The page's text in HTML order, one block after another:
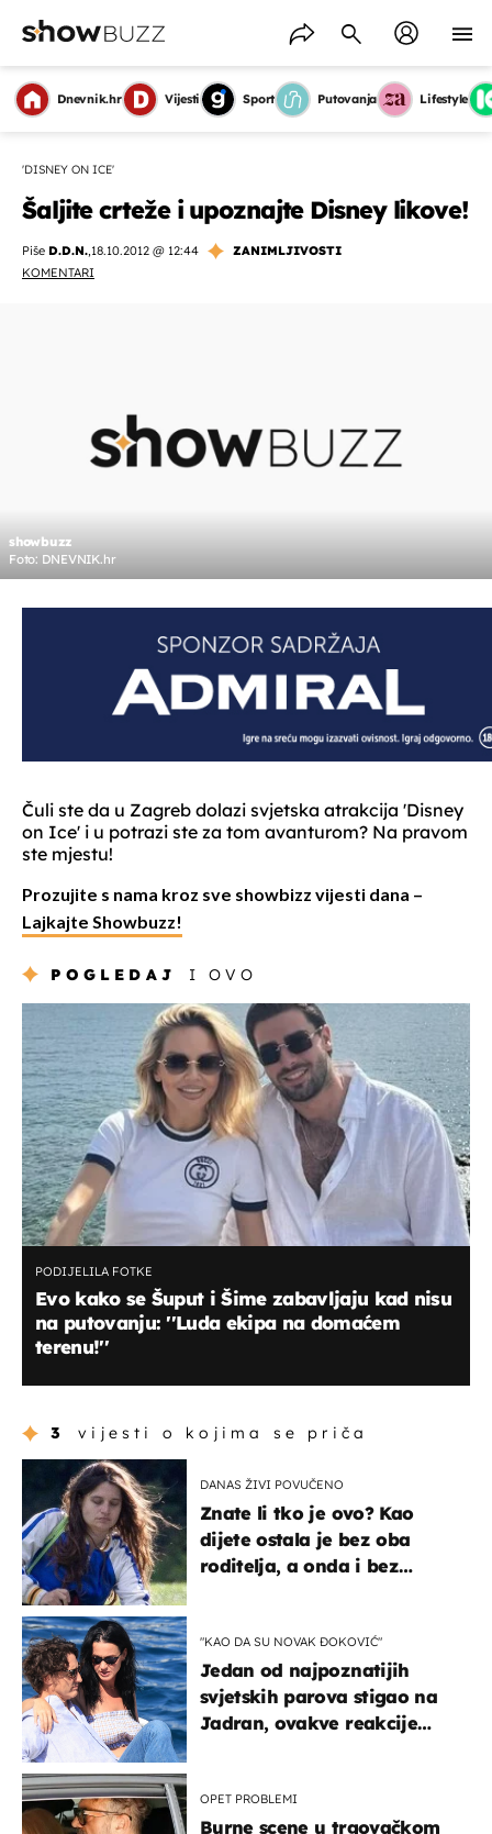
Dnevnik.hr Vijesti Sport Putovanja Lifestyle
'DISNEY ON ICE'
Šaljite crteže i upoznajte Disney likove!
Piše D.D.N.,18.10.2012 @ 12:44
ZANIMLJIVOSTI
KOMENTARI
showbuzz
Foto: DNEVNIK.hr
Čuli ste da u Zagreb dolazi svjetska atrakcija 'Disney
on Ice' i u potrazi ste za tom avanturom? Na pravom
ste mjestu!
Prozujite s nama kroz sve showbizz vijesti dana –
Lajkajte Showbuzz!
POGLEDAJ I OVO
PODIJELILA FOTKE
Evo kako se Šuput i Šime zabavljaju kad nisu
na putovanju: ''Luda ekipa na domaćem
terenu!''
3 vijesti o kojima se priča
DANAS ŽIVI POVUČENO
Znate li tko je ovo? Kao
dijete ostala je bez oba
roditelja, a onda i bez
"KAO DA SU NOVAK ĐOKOVIĆ"
Jedan od najpoznatijih
svjetskih parova stigao na
Jadran, ovakve reakcije
OPET PROBLEMI
Burne scene u trgovačkom
OMOGUĆI OBAVIJESTI